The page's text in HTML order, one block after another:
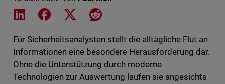
Share on LinkedIn
Share on Facebook
Share on XShare on Reddit
Für Sicherheitsanalysten stellt die alltägliche Flut an
Informationen eine besondere Herausforderung dar.
Ohne die Unterstützung durch moderne
Technologien zur Auswertung laufen sie angesichts